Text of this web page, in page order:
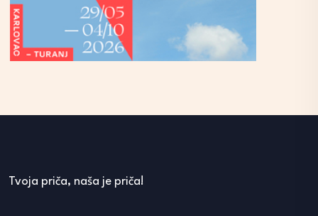
Tvoja priča, naša je priča!